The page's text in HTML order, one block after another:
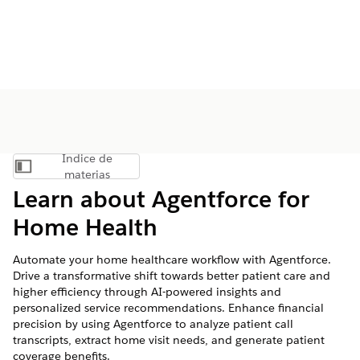
Mostrar índice de materias
Índice de
materias
Learn about Agentforce for
Home Health
Automate your home healthcare workflow with Agentforce.
Drive a transformative shift towards better patient care and
higher efficiency through AI-powered insights and
personalized service recommendations. Enhance financial
precision by using Agentforce to analyze patient call
transcripts, extract home visit needs, and generate patient
coverage benefits.